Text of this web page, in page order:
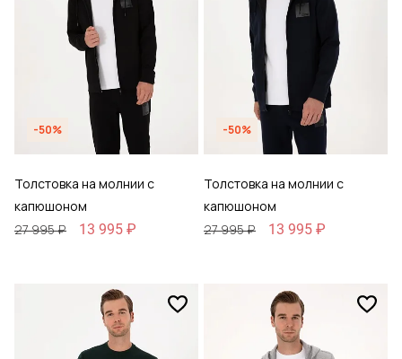
-50%
Толстовка на молнии с
капюшоном
27 995 ₽
13 995 ₽
-50%
Толстовка на молнии с
капюшоном
27 995 ₽
13 995 ₽